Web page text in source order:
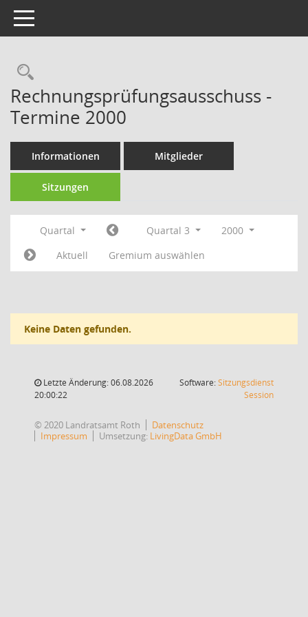
Toggle navigation
Rechercheauswahl
Rechnungsprüfungsausschuss -
Termine 2000
Informationen Mitglieder
Sitzungen
Quartal Quartal 3
2000
Aktuell
Gremium auswählen
Keine Daten gefunden.
Letzte Änderung: 06.08.2026
20:00:22
Software:Sitzungsdienst
Session(Wird in
© 2020 Landratsamt Roth
Datenschutz
Impressum
Umsetzung: LivingData GmbH